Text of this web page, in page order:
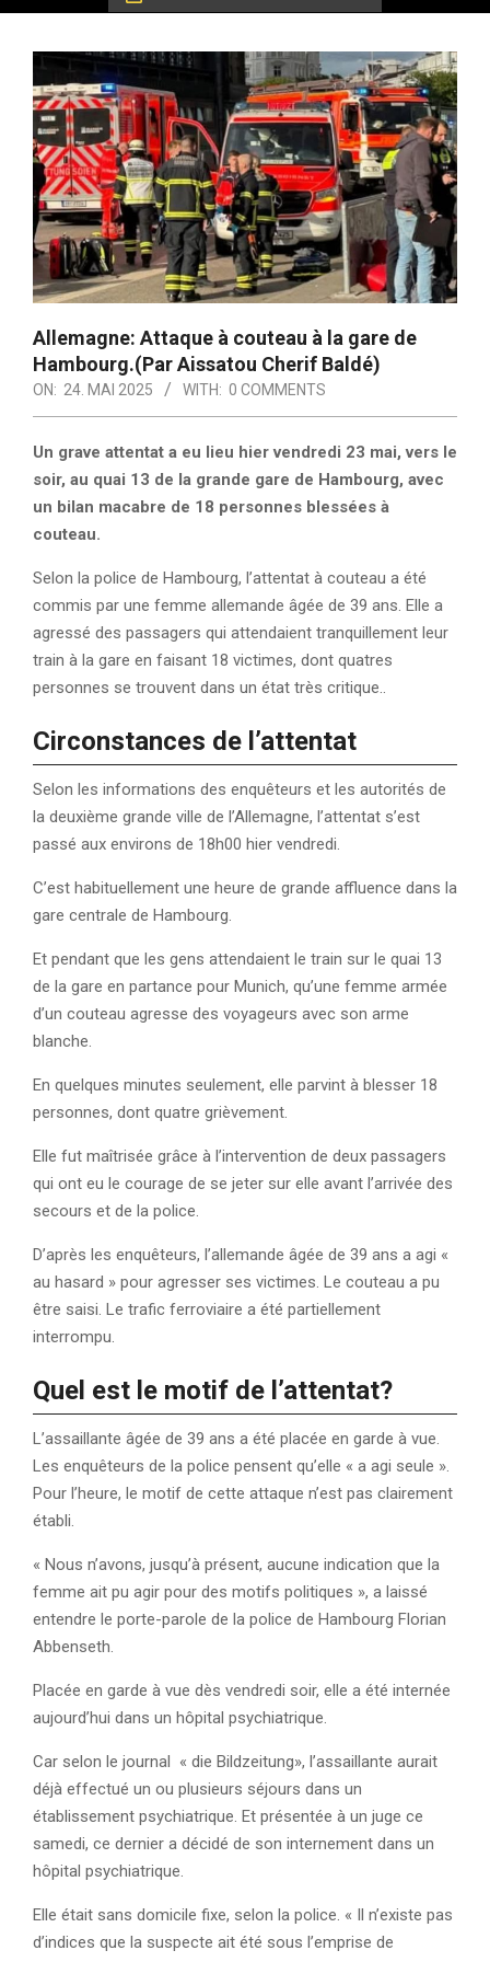
Allemagne: Attaque à couteau à la gare de
Hambourg.(Par Aissatou Cherif Baldé)
ON: 24. MAI 2025 WITH: 0 COMMENTS
Un grave attentat a eu lieu hier vendredi 23 mai, vers le
soir, au quai 13 de la grande gare de Hambourg, avec
un bilan macabre de 18 personnes blessées à
couteau.
Selon la police de Hambourg, l’attentat à couteau a été
commis par une femme allemande âgée de 39 ans. Elle a
agressé des passagers qui attendaient tranquillement leur
train à la gare en faisant 18 victimes, dont quatres
personnes se trouvent dans un état très critique..
Circonstances de l’attentat
Selon les informations des enquêteurs et les autorités de
la deuxième grande ville de l’Allemagne, l’attentat s’est
passé aux environs de 18h00 hier vendredi.
C’est habituellement une heure de grande affluence dans la
gare centrale de Hambourg.
Et pendant que les gens attendaient le train sur le quai 13
de la gare en partance pour Munich, qu’une femme armée
d’un couteau agresse des voyageurs avec son arme
blanche.
En quelques minutes seulement, elle parvint à blesser 18
personnes, dont quatre grièvement.
Elle fut maîtrisée grâce à l’intervention de deux passagers
qui ont eu le courage de se jeter sur elle avant l’arrivée des
secours et de la police.
D’après les enquêteurs, l’allemande âgée de 39 ans a agi «
au hasard » pour agresser ses victimes. Le couteau a pu
être saisi. Le trafic ferroviaire a été partiellement
interrompu.
Quel est le motif de l’attentat?
L’assaillante âgée de 39 ans a été placée en garde à vue.
Les enquêteurs de la police pensent qu’elle « a agi seule ».
Pour l’heure, le motif de cette attaque n’est pas clairement
établi.
« Nous n’avons, jusqu’à présent, aucune indication que la
femme ait pu agir pour des motifs politiques », a laissé
entendre le porte-parole de la police de Hambourg Florian
Abbenseth.
Placée en garde à vue dès vendredi soir, elle a été internée
aujourd’hui dans un hôpital psychiatrique.
Car selon le journal « die Bildzeitung», l’assaillante aurait
déjà effectué un ou plusieurs séjours dans un
établissement psychiatrique. Et présentée à un juge ce
samedi, ce dernier a décidé de son internement dans un
hôpital psychiatrique.
Elle était sans domicile fixe, selon la police. « Il n’existe pas
d’indices que la suspecte ait été sous l’emprise de